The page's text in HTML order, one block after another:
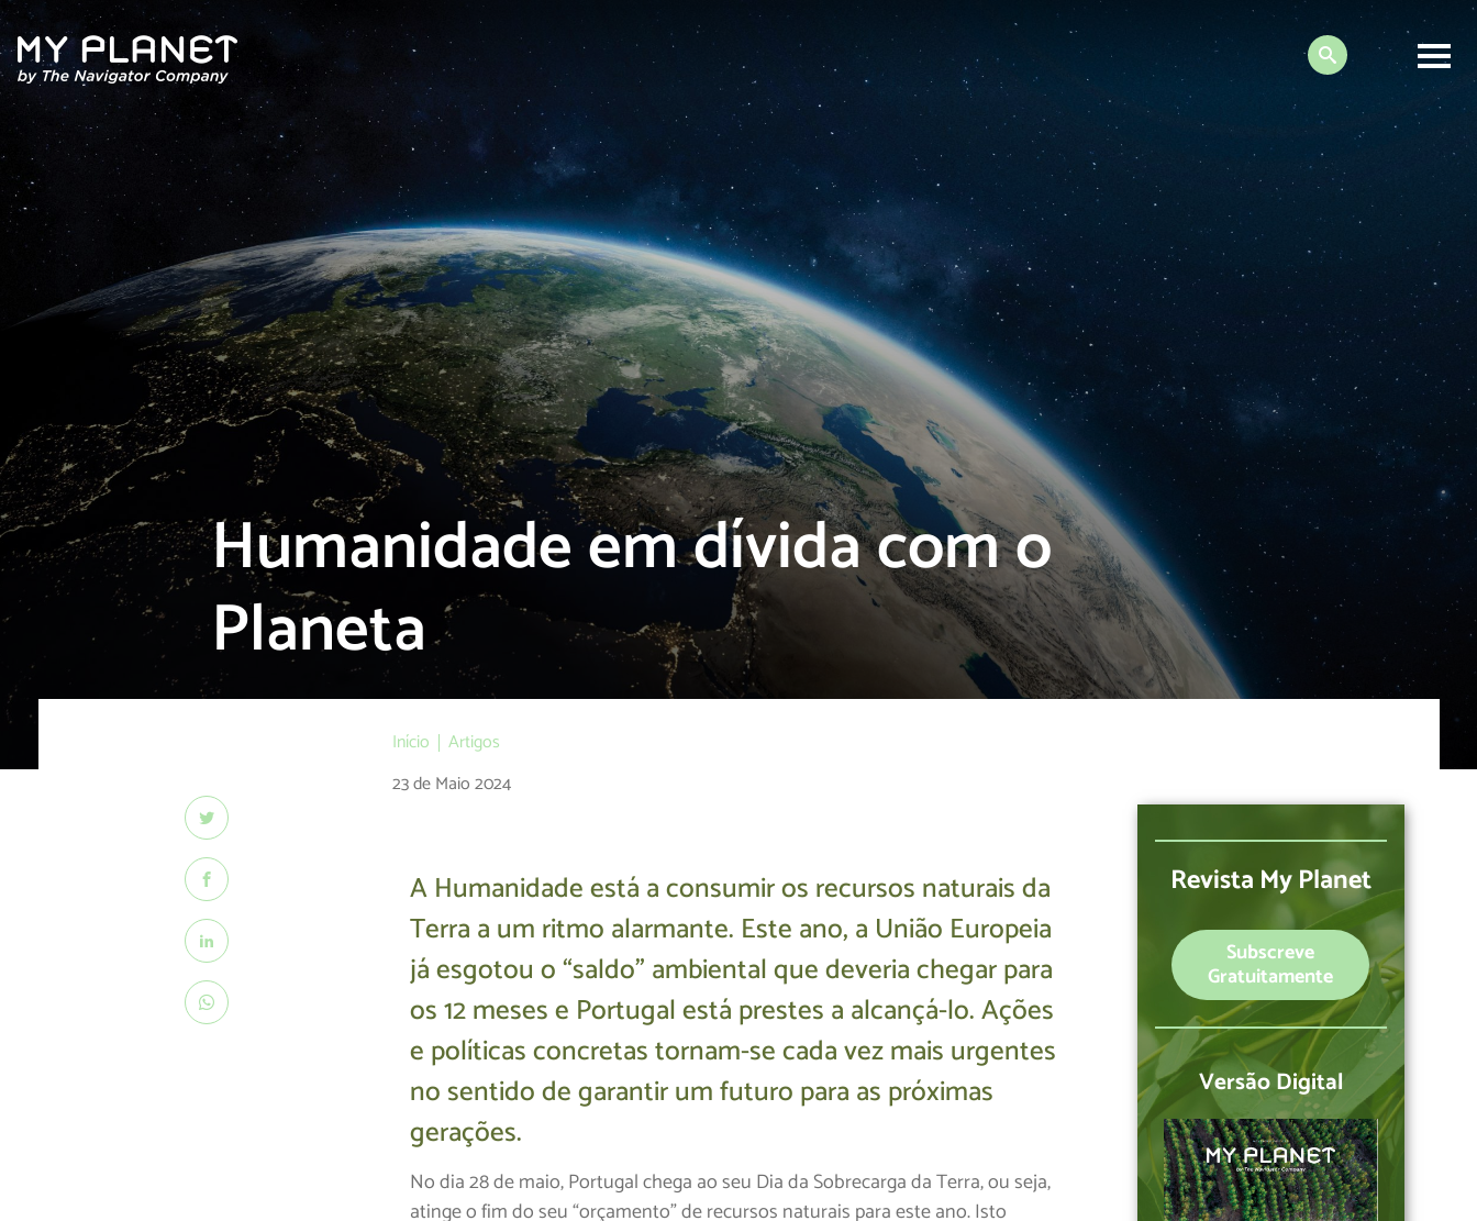
Quem Somos
Artigos
Revista
Contactos
Política de Privacidade
Humanidade em dívida com o
Planeta
Início
Artigos
23 de Maio 2024
A Humanidade está a consumir os recursos naturais da
Terra a um ritmo alarmante. Este ano, a União Europeia
já esgotou o “saldo” ambiental que deveria chegar para
os 12 meses e Portugal está prestes a alcançá-lo. Ações
e políticas concretas tornam-se cada vez mais urgentes
no sentido de garantir um futuro para as próximas
gerações.
No dia 28 de maio, Portugal chega ao seu Dia da Sobrecarga da Terra, ou seja,
atinge o fim do seu “orçamento” de recursos naturais para este ano. Isto
Revista My Planet
Subscreve
Gratuitamente
Versão Digital